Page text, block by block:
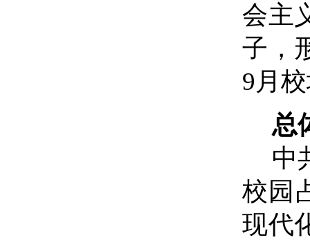
会主
子，
9月
总
中
校园
现代